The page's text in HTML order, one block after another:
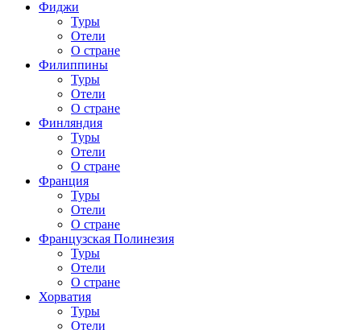
Фиджи
Туры
Отели
О стране
Филиппины
Туры
Отели
О стране
Финляндия
Туры
Отели
О стране
Франция
Туры
Отели
О стране
Французская Полинезия
Туры
Отели
О стране
Хорватия
Туры
Отели